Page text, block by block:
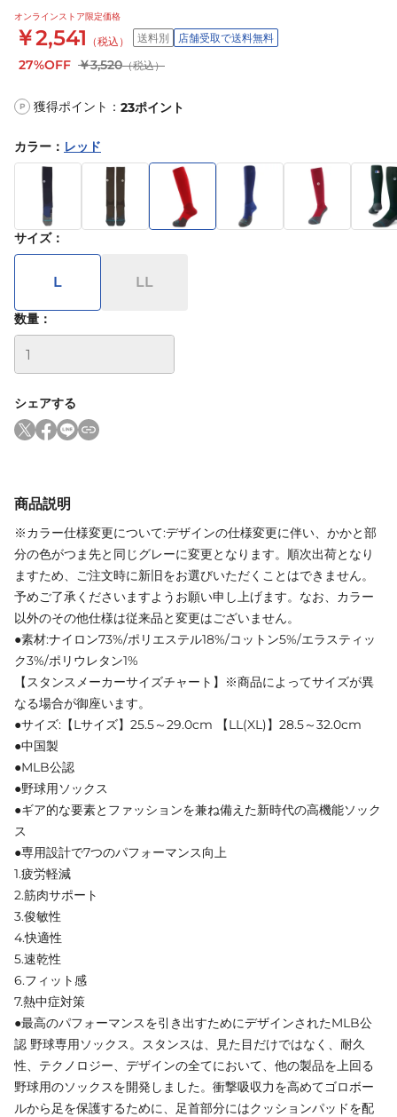
オンラインストア限定価格
￥2,541 （税込） 送料別 店舗受取で送料無料
27%OFF ￥3,520（税込）
P 獲得ポイント： 23ポイント
カラー ： レッド
サイズ：
L LL
数量：
シェアする
商品説明
※カラー仕様変更について:デザインの仕様変更に伴い、かかと部
分の色がつま先と同じグレーに変更となります。順次出荷となり
ますため、ご注文時に新旧をお選びいただくことはできません。
予めご了承くださいますようお願い申し上げます。なお、カラー
以外のその他仕様は従来品と変更はございません。
●素材:ナイロン73%/ポリエステル18%/コットン5%/エラスティッ
ク3%/ポリウレタン1%
【スタンスメーカーサイズチャート】※商品によってサイズが異
なる場合が御座います。
●サイズ:【Lサイズ】25.5～29.0cm 【LL(XL)】28.5～32.0cm
●中国製
●MLB公認
●野球用ソックス
●ギア的な要素とファッションを兼ね備えた新時代の高機能ソック
ス
●専用設計で7つのパフォーマンス向上
1.疲労軽減
2.筋肉サポート
3.俊敏性
4.快適性
5.速乾性
6.フィット感
7.熱中症対策
●最高のパフォーマンスを引き出すためにデザインされたMLB公
認 野球専用ソックス。スタンスは、見た目だけではなく、耐久
性、テクノロジー、デザインの全てにおいて、他の製品を上回る
野球用のソックスを開発しました。衝撃吸収力を高めてゴロボー
ルから足を保護するために、足首部分にはクッションパッドを配